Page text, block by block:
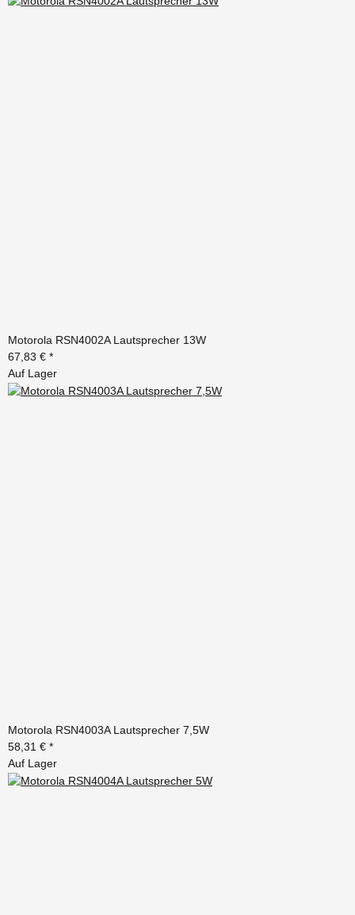
Motorola RSN4002A Lautsprecher 13W
67,83 € *
Auf Lager
Motorola RSN4003A Lautsprecher 7,5W
58,31 € *
Auf Lager